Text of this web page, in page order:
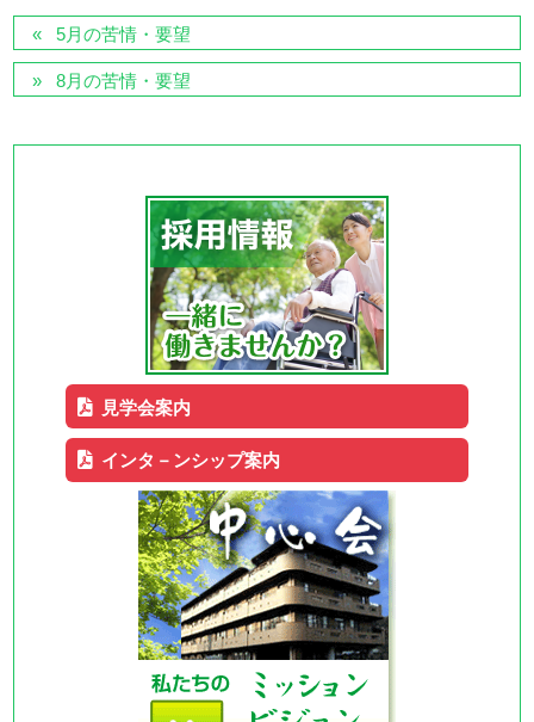
5月の苦情・要望
8月の苦情・要望
見学会案内
インタ－ンシップ案内